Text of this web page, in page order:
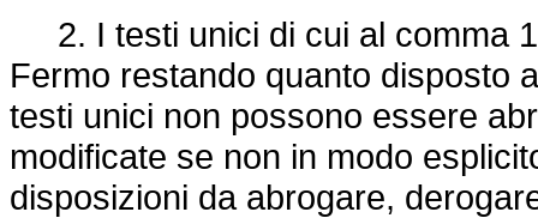
2. I testi unici di cui al comma
Fermo restando quanto disposto
testi unici non possono essere
modificate se non in modo
disposizioni da abrogare,